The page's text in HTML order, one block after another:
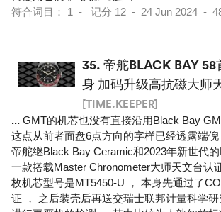
符合词目： 1 - 记分 12 - 24 Jun 2024 -
35. 帝舵BLACK BAY
身 加码升级高抗磁大师
[TIME.KEEPER]
... GMT的机芯也没有直接沿用Black Bay
这点从前者面盘6点方向的字样已经透露端
帝舵继Black Bay Ceramic和2023年新世代
一款搭载Master Chronometer大师天文台认
枚机芯型号是MT5450-U ， 本身先通过了
证 ， 之后装壳后再送交瑞士联邦计量科学研